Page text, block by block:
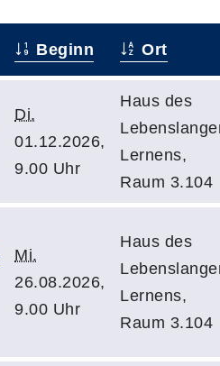
Beginn Ort
Di.
01.12.2026,
9.00 Uhr
Haus des
Lernens,
Raum 3.104
Mi.
26.08.2026,
9.00 Uhr
Haus des
Lernens,
Raum 3.104